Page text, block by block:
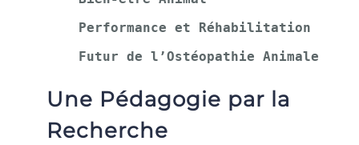
Performance et Réhabilitation
Futur de l’Ostéopathie Animale
Une Pédagogie par la
Recherche